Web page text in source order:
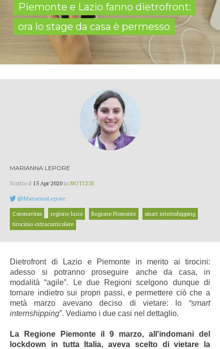
Piemonte e Lazio fanno dietrofront:
ora lo stage da casa è permesso
MARIANNA LEPORE
Scritto il 15 Apr 2020 in NOTIZIE
@MariannaLepore
Coronavirus regione lazio Regione Piemonte
smart internshipping
tirocinio extracurricolare
Dietrofront di Lazio e Piemonte in merito ai tirocini:
adesso si potranno proseguire anche da casa, in
modalità “agile”. Le due Regioni scelgono dunque di
tornare indietro sui propri passi, e permettere ciò che a
metà marzo avevano deciso di vietare: lo “smart
internshipping”. Vediamo i due casi nel dettaglio.
La Regione Piemonte il 9 marzo, all'indomani del
lockdown in tutta Italia, aveva scelto di vietare la